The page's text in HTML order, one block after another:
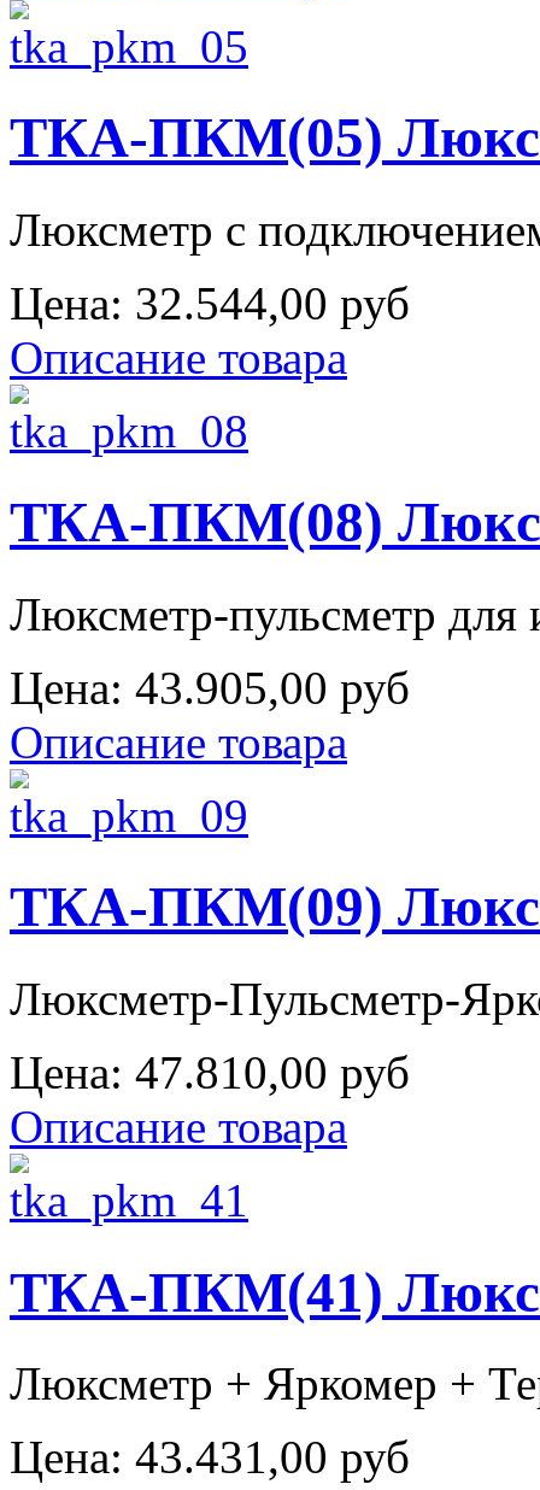
ТКА-ПКМ(05)
Люксметр с
Цена: 32.544,00 руб
Описание товара
ТКА-ПКМ(08)
Люксметр-пульсметр для
Цена: 43.905,00 руб
Описание товара
ТКА-ПКМ(09)
Люксметр-Пульсметр-
Цена: 47.810,00 руб
Описание товара
ТКА-ПКМ(41)
Люксметр + Яркомер +
Цена: 43.431,00 руб